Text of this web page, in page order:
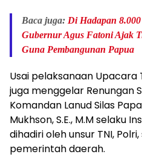
Baca juga: Di Hadapan
Gubernur Agus Fatoni Ajak
Guna Pembangunan Papua
Usai pelaksanaan
juga menggelar Renungan
Komandan Lanud Silas
Mukhson, S.E., M.M selaku
dihadiri oleh unsur TNI,
pemerintah daerah.